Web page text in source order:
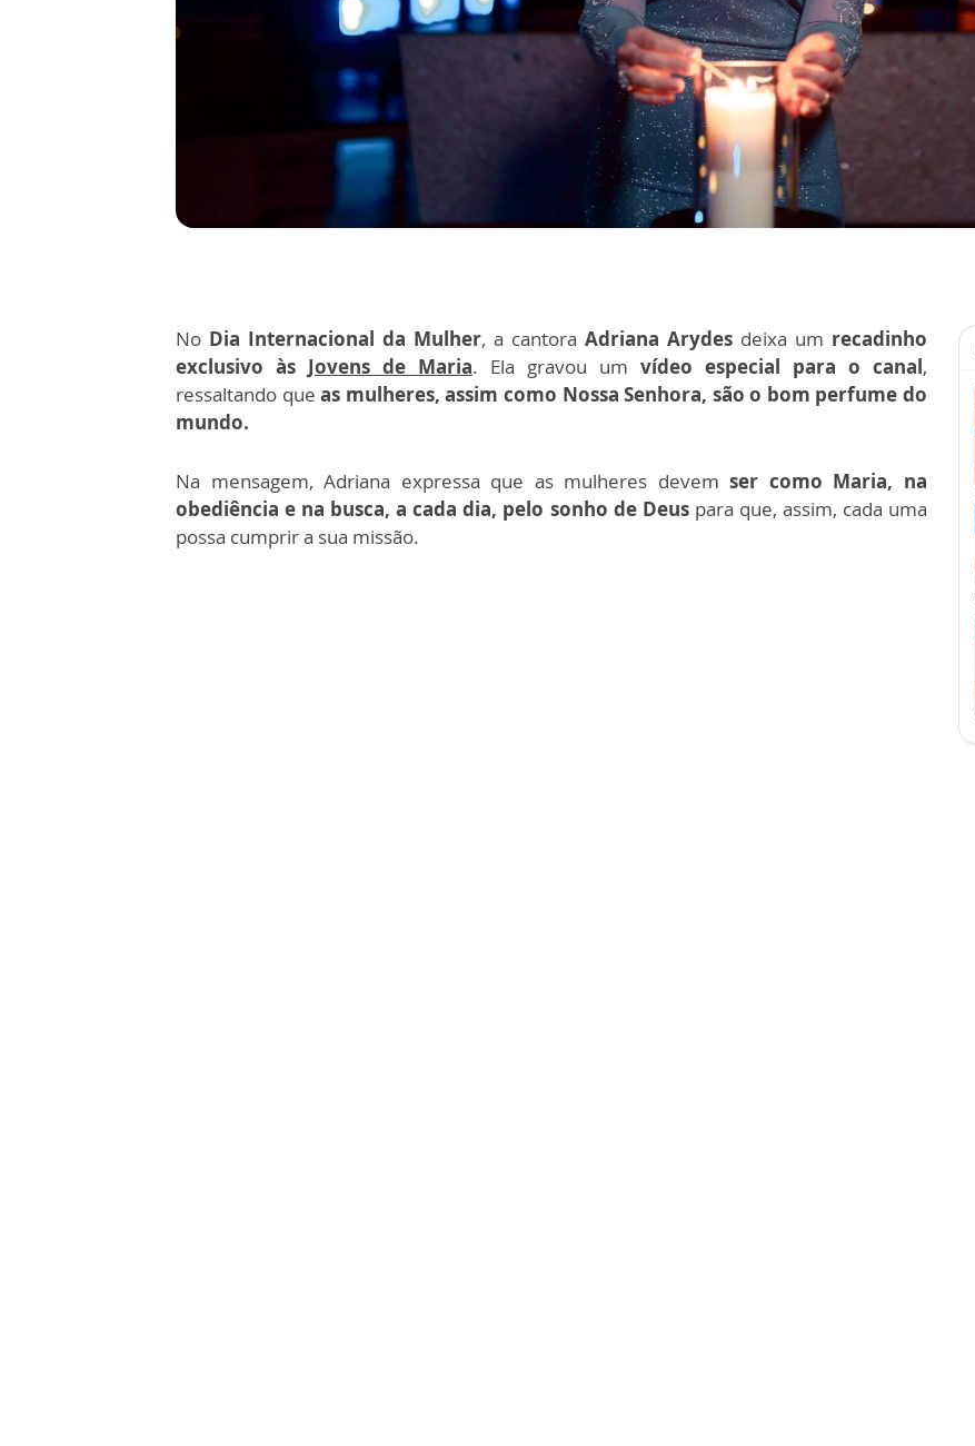
No Dia Internacional da Mulher, a cantora Adriana Arydes deixa um recadinho
exclusivo às Jovens de Maria. Ela gravou um vídeo especial para o canal,
ressaltando queas mulheres, assim como Nossa Senhora, são o bom perfume do
mundo.
Na mensagem, Adriana expressa que as mulheres devemser como Maria, na
obediência e na busca, a cada dia, pelo sonho de Deuspara que, assim, cada uma
possa cumprir a sua missão.